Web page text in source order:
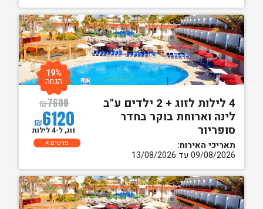
4 לילות לזוג + 2 ילדים ע"ב
לינה וארוחת בוקר בחדר
סופריור
תאריכי האירוח:
09/08/2026 עד 13/08/2026
₪7600
₪6120
19%
הנחה
זוג, ל-4 לילות
פרטים